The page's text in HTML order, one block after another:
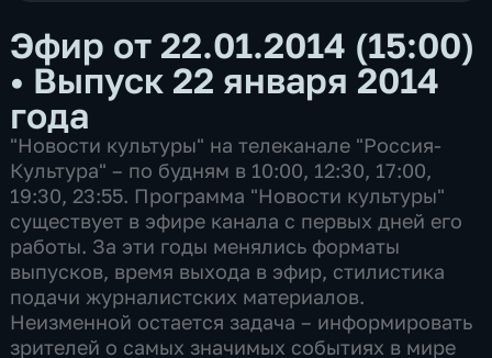
Эфир от 22.01.2014 (15:00)
• Выпуск 22 января 2014
года
"Новости культуры" на телеканале "Россия-
Культура" – по будням в 10:00, 12:30, 17:00,
19:30, 23:55. Программа "Новости культуры"
существует в эфире канала с первых дней его
работы. За эти годы менялись форматы
выпусков, время выхода в эфир, стилистика
подачи журналистских материалов.
Неизменной остается задача – информировать
зрителей о самых значимых событиях в мире